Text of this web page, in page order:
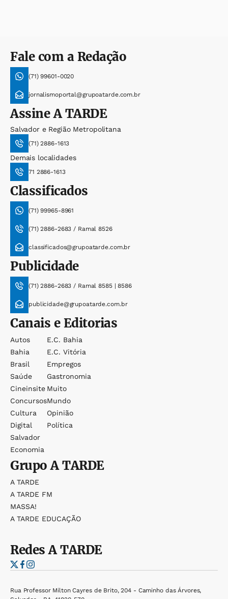
Fale com a Redação
(71) 99601-0020
jornalismoportal@grupoatarde.com.br
AssineA TARDE
Salvador e Região Metropolitana
(71) 2886-1613
Demais localidades
71 2886-1613
Classificados
(71) 99965-8961
(71) 2886-2683 / Ramal 8526
classificados@grupoatarde.com.br
Publicidade
(71) 2886-2683 / Ramal 8585 | 8586
publicidade@grupoatarde.com.br
Canais e Editorias
Autos
Bahia
Brasil
Saúde
Cineinsite
Concursos
Cultura
Digital
Salvador
Economia
E.c. Bahia
E.c. Vitória
Empregos
Gastronomia
Muito
Mundo
Opinião
Política
GrupoA TARDE
A TARDE
A TARDE FM
MASSA!
A TARDE EDUCAÇÃO
RedesA TARDE
Rua Professor Milton Cayres de Brito, 204 - Caminho das Árvores,